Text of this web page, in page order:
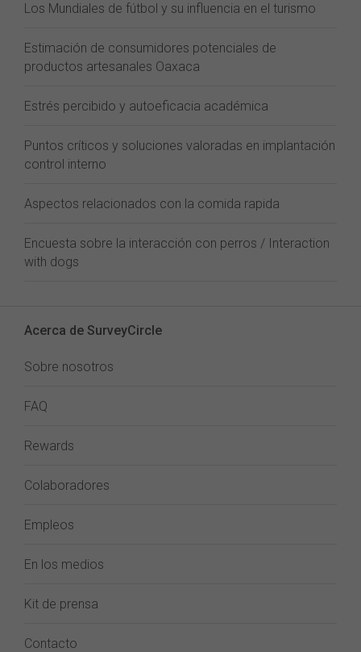
Los Mundiales de fútbol y su influencia en el turismo
Estimación de consumidores potenciales de
productos artesanales Oaxaca
Estrés percibido y autoeficacia académica
Puntos críticos y soluciones valoradas en implantación
control interno
Aspectos relacionados con la comida rapida
Encuesta sobre la interacción con perros / Interaction
with dogs
Acerca de SurveyCircle
Sobre nosotros
FAQ
Rewards
Colaboradores
Empleos
En los medios
Kit de prensa
Contacto